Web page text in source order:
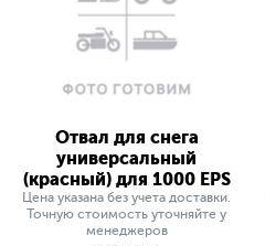
Отвал для снега
универсальный
(красный) для 1000 EPS
Цена указана без учета доставки.
Точную стоимость уточняйте у
менеджеров